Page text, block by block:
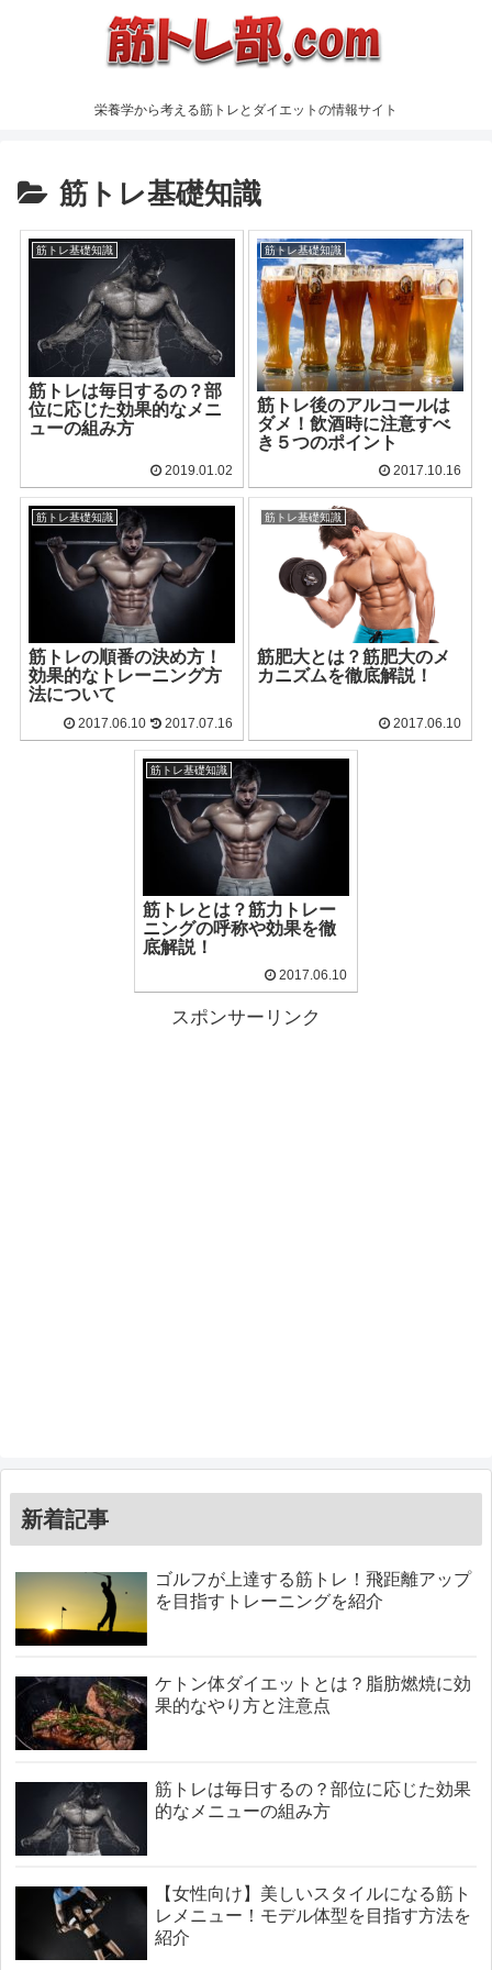
栄養学から考える筋トレとダイエットの情報サイト
筋トレ基礎知識
筋トレ基礎知識
筋トレは毎日するの？部
位に応じた効果的なメニ
ューの組み方
2019.01.02
筋トレ基礎知識
筋トレ後のアルコールは
ダメ！飲酒時に注意すべ
き５つのポイント
2017.10.16
筋トレ基礎知識
筋トレの順番の決め方！
効果的なトレーニング方
法について
2017.06.10 2017.07.16
筋トレ基礎知識
筋肥大とは？筋肥大のメ
カニズムを徹底解説！
2017.06.10
筋トレ基礎知識
筋トレとは？筋力トレー
ニングの呼称や効果を徹
底解説！
2017.06.10
スポンサーリンク
新着記事
ゴルフが上達する筋トレ！飛距離アップ
を目指すトレーニングを紹介
ケトン体ダイエットとは？脂肪燃焼に効
果的なやり方と注意点
筋トレは毎日するの？部位に応じた効果
的なメニューの組み方
【女性向け】美しいスタイルになる筋ト
レメニュー！モデル体型を目指す方法を
紹介